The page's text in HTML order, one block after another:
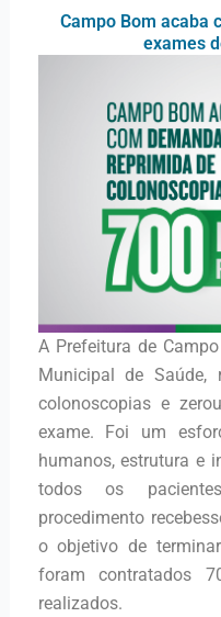
Campo Bom acaba
exames
A Prefeitura de
Municipal de Saúde,
colonoscopias e
exame. Foi um
humanos, estrutura e
todos os
procedimento
o objetivo de
foram contratados
realizados.